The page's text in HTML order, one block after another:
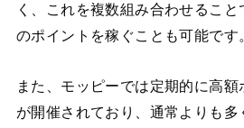
く、これを複数組み合わせるこ
のポイントを稼ぐことも可能です。
また、モッピーでは定期的に高
が開催されており、通常よりも